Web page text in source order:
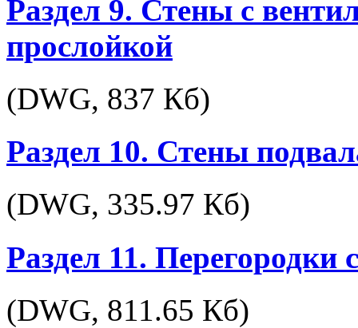
Раздел 9. Стены с
прослойкой
(DWG, 837 Кб)
Раздел 10. Стены
(DWG, 335.97 Кб)
Раздел 11. Перегородки
(DWG, 811.65 Кб)